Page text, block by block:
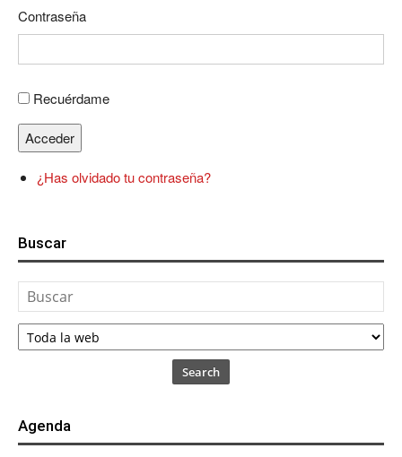
Contraseña
Recuérdame
Acceder
¿Has olvidado tu contraseña?
Buscar
Search
Agenda